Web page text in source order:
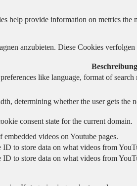
help provide information on metrics the
anzubieten. Diese Cookies
Beschreibung
like language, format of
determining whether the user gets the
consent state for the current domain.
videos on Youtube pages.
to store data on what videos from
to store data on what videos from